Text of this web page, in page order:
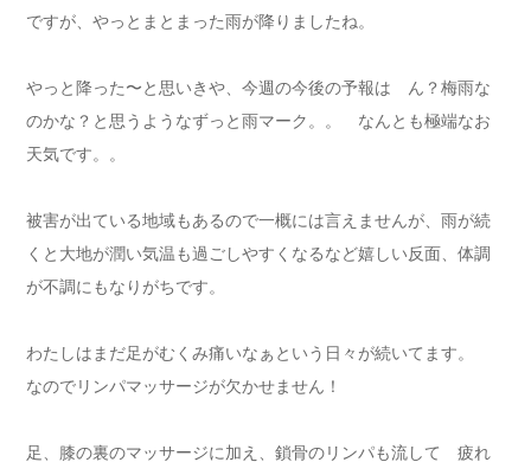
ですが、やっとまとまった雨が降りましたね。
やっと降った〜と思いきや、今週の今後の予報は ん？梅雨な
のかな？と思うようなずっと雨マーク。。 なんとも極端なお
天気です。。
被害が出ている地域もあるので一概には言えませんが、雨が続
くと大地が潤い気温も過ごしやすくなるなど嬉しい反面、体調
が不調にもなりがちです。
わたしはまだ足がむくみ痛いなぁという日々が続いてます。
なのでリンパマッサージが欠かせません！
足、膝の裏のマッサージに加え、鎖骨のリンパも流して 疲れ